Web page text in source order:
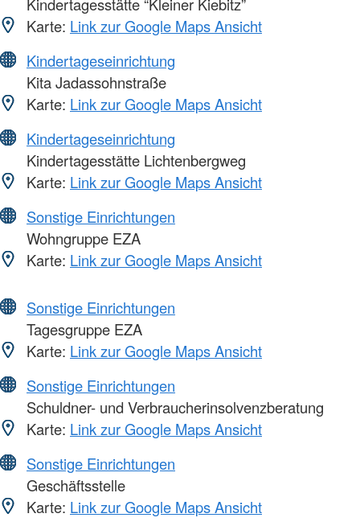
Karte: Link zur Google Maps Ansicht
Kindertageseinrichtung
Kita Jadassohnstraße
Karte: Link zur Google Maps Ansicht
Kindertageseinrichtung
Kindertagesstätte Lichtenbergweg
Karte: Link zur Google Maps Ansicht
Sonstige Einrichtungen
Wohngruppe EZA
Karte: Link zur Google Maps Ansicht
Sonstige Einrichtungen
Tagesgruppe EZA
Karte: Link zur Google Maps Ansicht
Sonstige Einrichtungen
Schuldner- und Verbraucherinsolvenzberatung
Karte: Link zur Google Maps Ansicht
Sonstige Einrichtungen
Geschäftsstelle
Karte: Link zur Google Maps Ansicht